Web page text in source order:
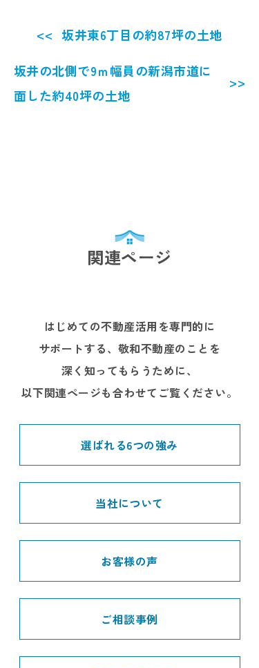
坂井東6丁目の約87坪の土地
坂井の北側で9ｍ幅員の新潟市道に
面した約40坪の土地
関連ページ
はじめての不動産活用を専門的に
サポートする、敬和不動産のことを
深く知ってもらうために、
以下関連ページも合わせてご覧ください。
選ばれる6つの強み
当社について
お客様の声
ご相談事例